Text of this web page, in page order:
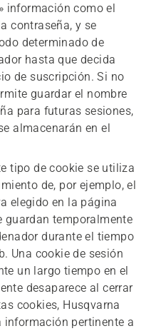
información como el
contraseña, y se
determinado de
hasta que decida
de suscripción. Si no
guardar el nombre
para futuras sesiones,
almacenarán en el
tipo de cookie se utiliza
de, por ejemplo, el
elegido en la página
guardan temporalmente
durante el tiempo
Una cookie de sesión
un largo tiempo en el
desaparece al cerrar
cookies, Husqvarna
información pertinente a